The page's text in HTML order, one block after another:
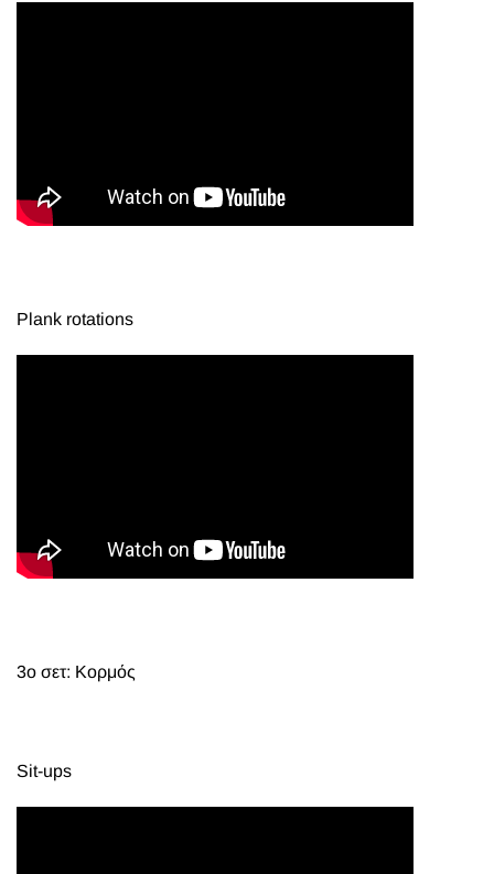
Plank rotations
3ο σετ: Κορμός
Sit-ups